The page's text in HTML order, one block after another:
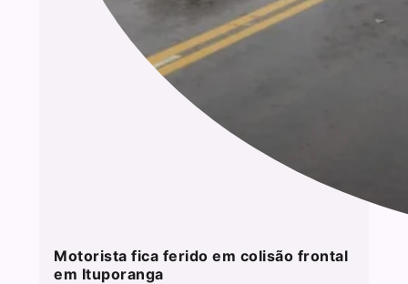
Motorista fica ferido em colisão frontal
em Ituporanga